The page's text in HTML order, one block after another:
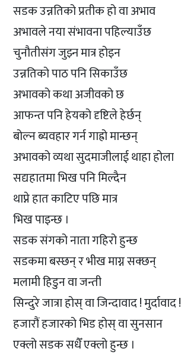
सडक उन्नतिको प्रतीक हो वा अभाव
अभावले नया संभावना पहिल्याउँछ
चुनौतीसंग जुझ्न मात्र होइन
उन्नतिको पाठ पनि सिकाउँछ
अभावको कथा अजीवको छ
आफन्त पनि हेयको दृष्टिले हेर्छन्
बोल्न ब्यवहार गर्न गाह्रो मान्छन्
अभावको व्यथा सुदमाजीलाई थाहा होला
सद्यहातमा भिख पनि मिल्दैन
थाप्ने हात काटिए पछि मात्र
भिख पाइन्छ ।
सडक संगको नाता गहिरो हुन्छ
सडकमा बस्छन् र भीख माग्न सक्छन्
मलामी हिडुन वा जन्ती
सिन्दुरे जात्रा होस् वा जिन्दावाद ! मुर्दावाद !
हजारौं हजारको भिड होस् वा सुनसान
एक्लो सडक सधैँ एक्लो हुन्छ ।